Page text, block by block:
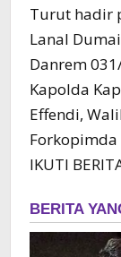
Turut hadir
Lanal
Danrem
Kapolda
Effendi,
Forkopimda
IKUTI